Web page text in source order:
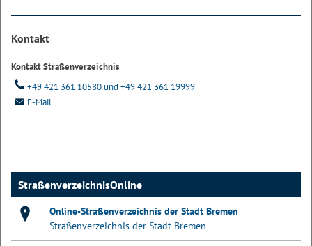
Kontakt
Kontakt Straßenverzeichnis
+49 421 361 10580 und +49 421 361 19999
E-Mail
StraßenverzeichnisOnline
Online-Straßenverzeichnis der Stadt Bremen
Straßenverzeichnis der Stadt Bremen